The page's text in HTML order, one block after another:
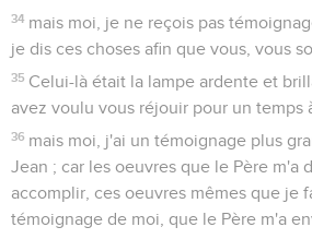
34 mais moi, je ne reçois pas
je dis ces choses afin que vous, vous
35 Celui-là était la lampe ardente et
avez voulu vous réjouir pour un temps
36 mais moi, j'ai un témoignage plus
Jean ; car les oeuvres que le Père m'a
accomplir, ces oeuvres mêmes que je
témoignage de moi, que le Père m'a